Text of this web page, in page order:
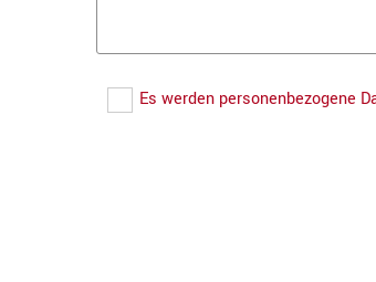
Es werden personenbezogene